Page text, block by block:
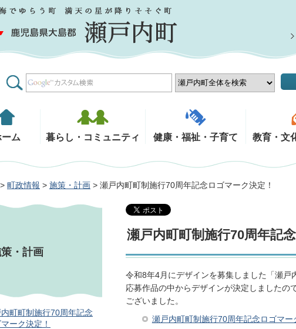
大島郡 瀬戸内町
ム 暮らし・コミュニティ 健康・福祉・子育て 教育・文
> 町政情報 > 施策・計画 > 瀬戸内町町制施行70周年記念ロゴマーク決定！
・計画
町町制施行70周年記念
ーク決定！
瀬戸内町町制施行70周年記
令和8年4月にデザインを募集しました「瀬
応募作品の中からデザインが決定しましたの
ございました。
瀬戸内町町制施行70周年記念ロゴマー